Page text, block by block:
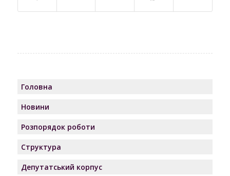
Головна
Новини
Розпорядок роботи
Структура
Депутатський корпус